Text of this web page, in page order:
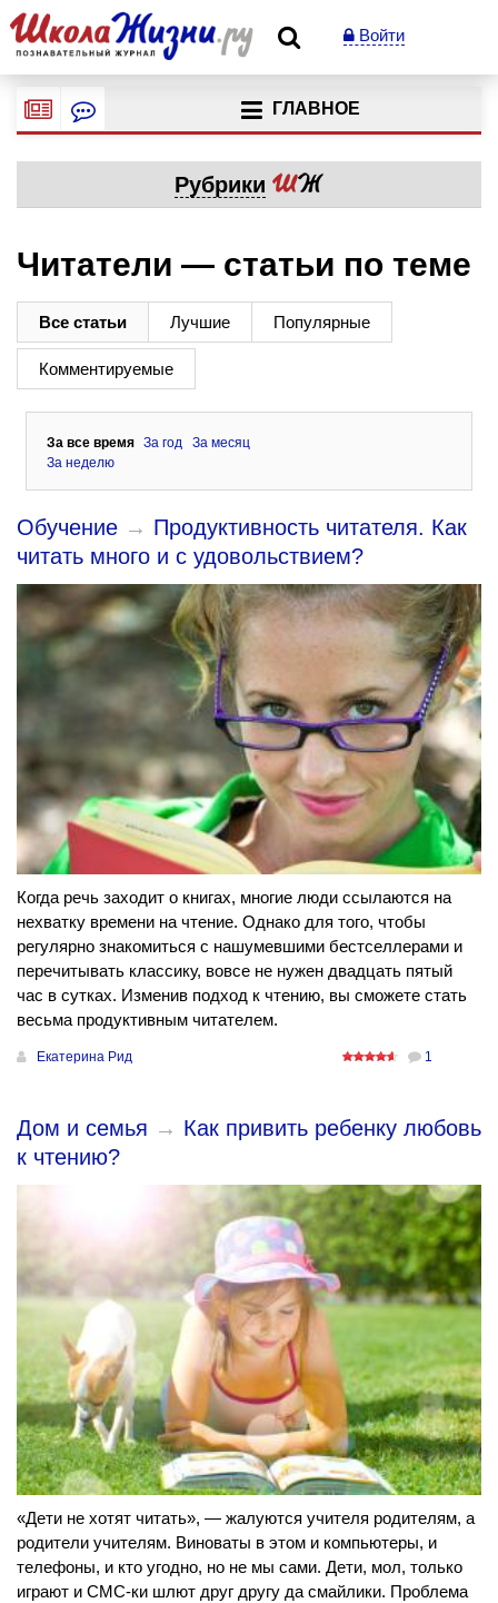
Войти
ГЛАВНОЕ
Рубрики
Читатели — статьи по теме
Все статьи Лучшие Популярные
Комментируемые
За все время За год
За месяц
За неделю
Обучение → ​Продуктивность читателя. Как
читать много и с удовольствием?
Когда речь заходит о книгах, многие люди ссылаются на
нехватку времени на чтение. Однако для того, чтобы
регулярно знакомиться с нашумевшими бестселлерами и
перечитывать классику, вовсе не нужен двадцать пятый
час в сутках. Изменив подход к чтению, вы сможете стать
весьма продуктивным читателем.
Екатерина Рид 1
Дом и семья → Как привить ребенку любовь
к чтению?
«Дети не хотят читать», — жалуются учителя родителям, а
родители учителям. Виноваты в этом и компьютеры, и
телефоны, и кто угодно, но не мы сами. Дети, мол, только
играют и СМС-ки шлют друг другу да смайлики. Проблема